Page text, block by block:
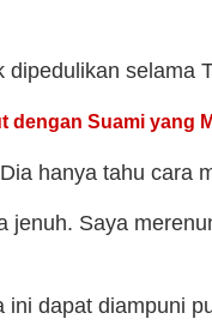
selama
dengan Suami yang
hanya tahu
jenuh. Saya
dapat diampuni